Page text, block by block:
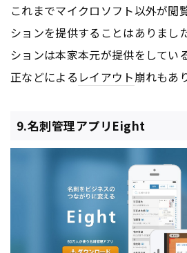
これまでマイクロソフト以外が閲
ションを提供することはありまし
ションは本家本元が提供をしてい
正などによる レイアウト崩れもあ
9.名刺管理アプリEight